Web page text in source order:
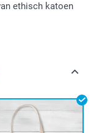
ethisch katoen